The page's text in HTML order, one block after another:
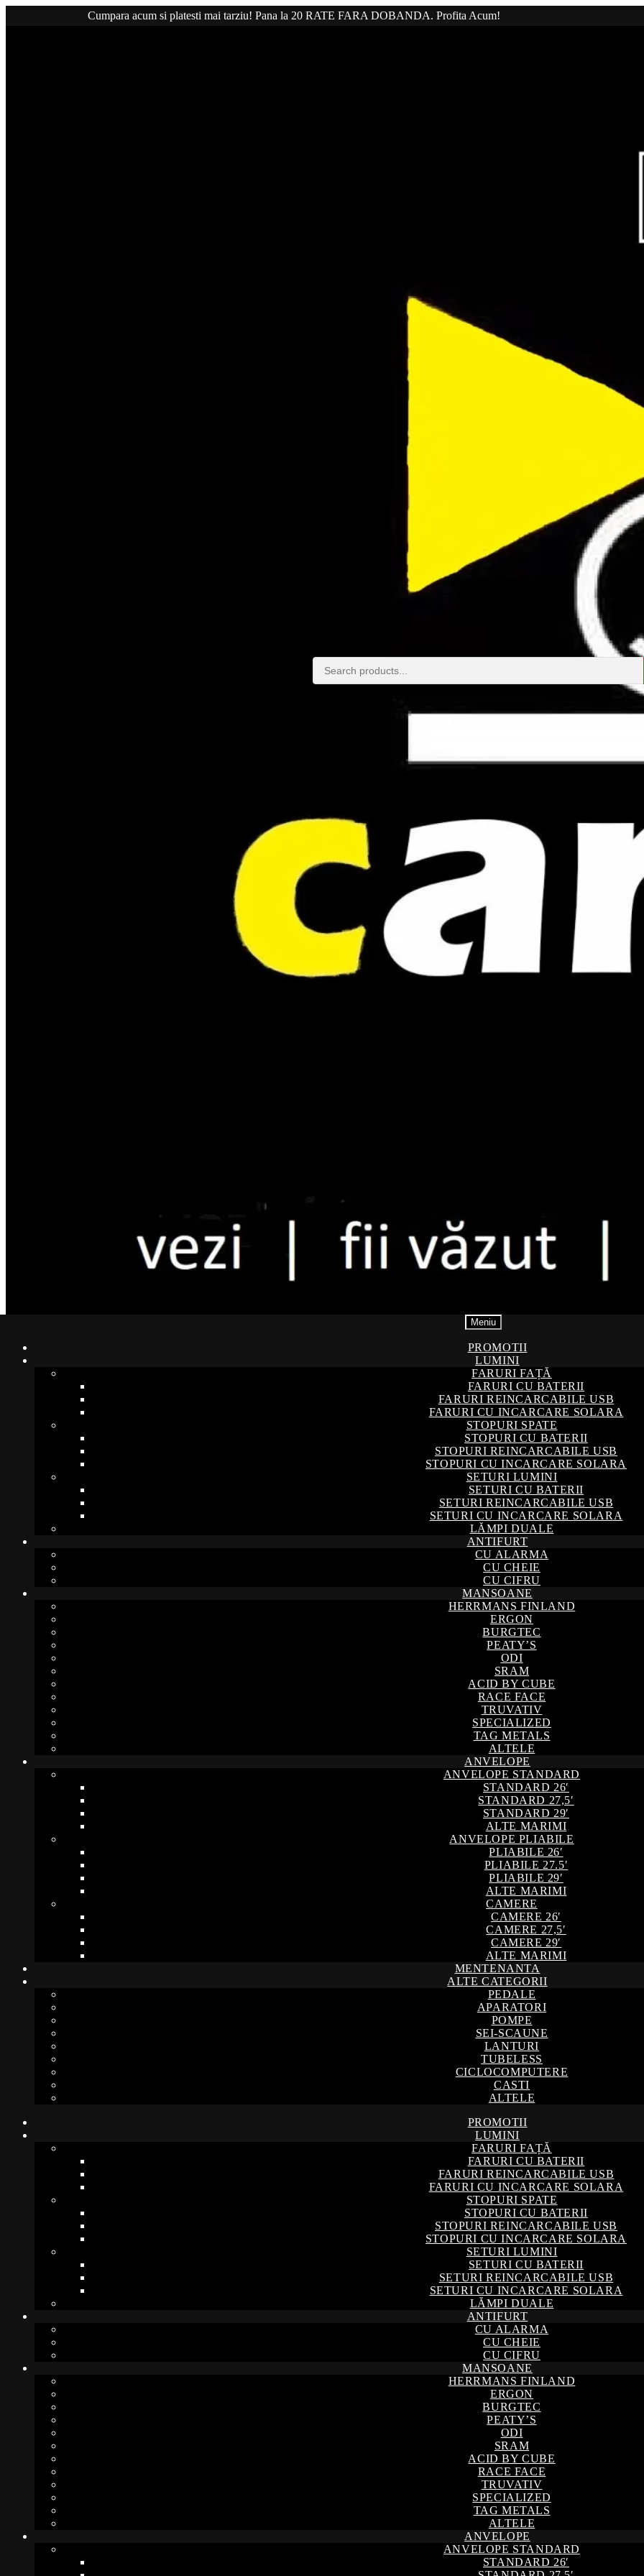
Cumpara acum si platesti mai tarziu! Pana la 20 RATE FARA DOBANDA. Profita Acum!
Meniu
PROMOTII
LUMINI
FARURI FAȚĂ
FARURI CU BATERII
FARURI REINCARCABILE USB
FARURI CU INCARCARE SOLARA
STOPURI SPATE
STOPURI CU BATERII
STOPURI REINCARCABILE USB
STOPURI CU INCARCARE SOLARA
SETURI LUMINI
SETURI CU BATERII
SETURI REINCARCABILE USB
SETURI CU INCARCARE SOLARA
LĂMPI DUALE
ANTIFURT
CU ALARMA
CU CHEIE
CU CIFRU
MANSOANE
HERRMANS FINLAND
ERGON
BURGTEC
PEATY’S
ODI
SRAM
ACID BY CUBE
RACE FACE
TRUVATIV
SPECIALIZED
TAG METALS
ALTELE
ANVELOPE
ANVELOPE STANDARD
STANDARD 26′
STANDARD 27,5′
STANDARD 29′
ALTE MARIMI
ANVELOPE PLIABILE
PLIABILE 26′
PLIABILE 27.5′
PLIABILE 29′
ALTE MARIMI
CAMERE
CAMERE 26′
CAMERE 27,5′
CAMERE 29′
ALTE MARIMI
MENTENANTA
ALTE CATEGORII
PEDALE
APARATORI
POMPE
SEI-SCAUNE
LANTURI
TUBELESS
CICLOCOMPUTERE
CASTI
ALTELE
PROMOTII
LUMINI
FARURI FAȚĂ
FARURI CU BATERII
FARURI REINCARCABILE USB
FARURI CU INCARCARE SOLARA
STOPURI SPATE
STOPURI CU BATERII
STOPURI REINCARCABILE USB
STOPURI CU INCARCARE SOLARA
SETURI LUMINI
SETURI CU BATERII
SETURI REINCARCABILE USB
SETURI CU INCARCARE SOLARA
LĂMPI DUALE
ANTIFURT
CU ALARMA
CU CHEIE
CU CIFRU
MANSOANE
HERRMANS FINLAND
ERGON
BURGTEC
PEATY’S
ODI
SRAM
ACID BY CUBE
RACE FACE
TRUVATIV
SPECIALIZED
TAG METALS
ALTELE
ANVELOPE
ANVELOPE STANDARD
STANDARD 26′